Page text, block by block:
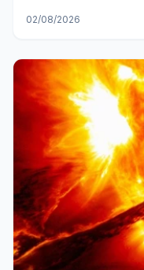
02/08/2026